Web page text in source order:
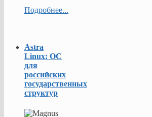
Подробнее...
Astra
Linux: ОС
для
российских
государственных
структур